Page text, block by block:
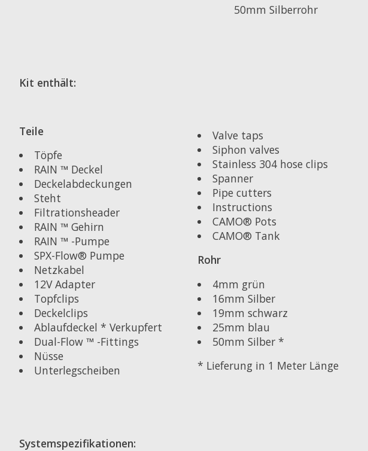
50mm Silberrohr
Kit enthält:
Teile
Töpfe
RAIN ™ Deckel
Deckelabdeckungen
Steht
Filtrationsheader
RAIN ™ Gehirn
RAIN ™ -Pumpe
SPX-Flow® Pumpe
Netzkabel
12V Adapter
Topfclips
Deckelclips
Ablaufdeckel * Verkupfert
Dual-Flow ™ -Fittings
Nüsse
Unterlegscheiben
Valve taps
Siphon valves
Stainless 304 hose clips
Spanner
Pipe cutters
Instructions
CAMO® Pots
CAMO® Tank
Rohr
4mm grün
16mm Silber
19mm schwarz
25mm blau
50mm Silber *
* Lieferung in 1 Meter Länge
Systemspezifikationen: